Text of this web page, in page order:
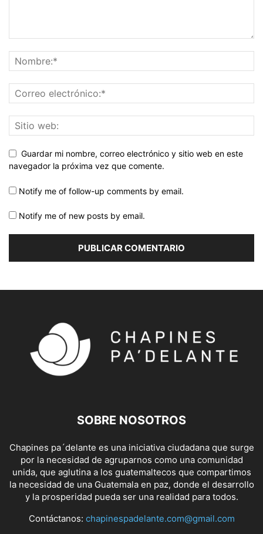
Guardar mi nombre, correo electrónico y sitio web en este
navegador la próxima vez que comente.
Notify me of follow-up comments by email.
Notify me of new posts by email.
SOBRE NOSOTROS
Chapines pa´delante es una iniciativa ciudadana que surge
por la necesidad de agruparnos como una comunidad
unida, que aglutina a los guatemaltecos que compartimos
la necesidad de una Guatemala en paz, donde el desarrollo
y la prosperidad pueda ser una realidad para todos.
Contáctanos: chapinespadelante.com@gmail.com